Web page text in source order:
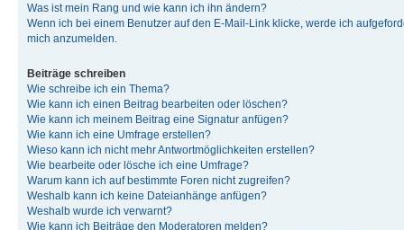
Was ist mein Rang und wie kann ich ihn ändern?
Wenn ich bei einem Benutzer auf den E-Mail-Link klicke, werde ich
mich anzumelden.
Beiträge schreiben
Wie schreibe ich ein Thema?
Wie kann ich einen Beitrag bearbeiten oder löschen?
Wie kann ich meinem Beitrag eine Signatur anfügen?
Wie kann ich eine Umfrage erstellen?
Wieso kann ich nicht mehr Antwortmöglichkeiten erstellen?
Wie bearbeite oder lösche ich eine Umfrage?
Warum kann ich auf bestimmte Foren nicht zugreifen?
Weshalb kann ich keine Dateianhänge anfügen?
Weshalb wurde ich verwarnt?
Wie kann ich Beiträge den Moderatoren melden?